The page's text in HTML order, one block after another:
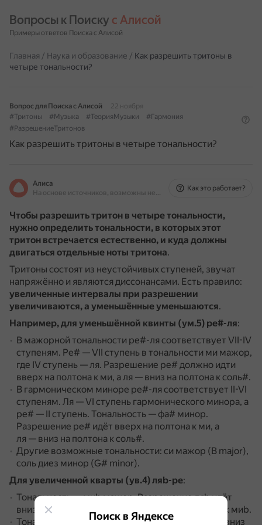
Вопросы к Поиску с Алисой
Примеры ответов Поиска с Алисой
Главная / Наука и образование / Как разрешить тритоны в
четыре тональности?
Вопрос для Поиска с Алисой
22 ноября
#Тритоны
#Музыка #ТеорияМузыки
#Гармония
#РазрешениеТритонов
Как разрешить тритоны в четыре тональности?
Алиса
На основе источников, возможны неточности
Как это работает?
Чтобы разрешить тритон в четыре тональности,
нужно определить тональности, в которых этот
тритон встречается естественно, и куда должны
двигаться отдельные ноты тритона.
Тритоны состоят из неустойчивых ступеней, звучат
напряжённо и являются диссонансами. Есть правило:
увеличенные интервалы при разрешении
увеличиваются, а уменьшённые уменьшаются.
Например, для уменьшённой квинты (ум.5) ре#-ля:
В мажорной тональности ре#-ля соответствует VII-IV
ступеням. Ре# — VII ступень в тональности ми мажор,
где IV ступень — ля. Разрешение ре# должно идти
вверх на полтона к ми, а ля — вниз на полтона к соль#.
В гармоническом миноре ре#-ля соответствует II-VI
ступеням. Ля — VI ступень гармонического минора, а
ре# — II ступень. Тональность — фа# минор.
Разрешение ре# идёт вверх на полтона к ми, а
ля — вниз на полтона к соль#.
Другие возможные тональности: си мажор (B major),
соль диез минор (G# minor).
Для увеличенной кварты (ув.4) ляb-ре:
Тональность — миb мажор.Разрешение ляb идёт
вниз на полтона к соль, а ре — вверх на полтона к миb.
Тональность — до минор.Разрешение ляb идёт вниз
Поиск в Яндексе